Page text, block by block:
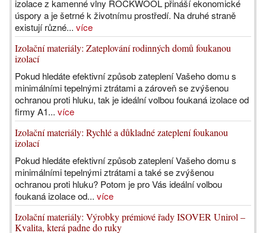
izolace z kamenné vlny ROCKWOOL přináší ekonomické
úspory a je šetrné k životnímu prostředí. Na druhé straně
existují různé... více
Izolační materiály: Zateplování rodinných domů foukanou
izolací
Pokud hledáte efektivní způsob zateplení Vašeho domu s
minimálními tepelnými ztrátami a zároveň se zvýšenou
ochranou proti hluku, tak je ideální volbou foukaná izolace od
firmy A1... více
Izolační materiály: Rychlé a důkladné zateplení foukanou
izolací
Pokud hledáte efektivní způsob zateplení Vašeho domu s
minimálními tepelnými ztrátami a také se zvýšenou
ochranou proti hluku? Potom je pro Vás ideální volbou
foukaná izolace od... více
Izolační materiály: Výrobky prémiové řady ISOVER Unirol –
Kvalita, která padne do ruky